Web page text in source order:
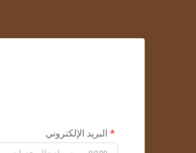
البريد الإلكتروني